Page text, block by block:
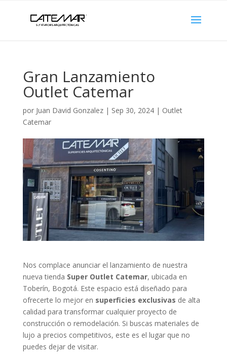
Gran Lanzamiento
Outlet Catemar
por Juan David Gonzalez| Sep 30, 2024| Outlet
Catemar
Nos complace anunciar el lanzamiento de nuestra
nueva tienda Super Outlet Catemar, ubicada en
Toberín, Bogotá. Este espacio está diseñado para
ofrecerte lo mejor en superficies exclusivas de alta
calidad para transformar cualquier proyecto de
construcción o remodelación. Si buscas materiales de
lujo a precios competitivos, este es el lugar que no
puedes dejar de visitar.